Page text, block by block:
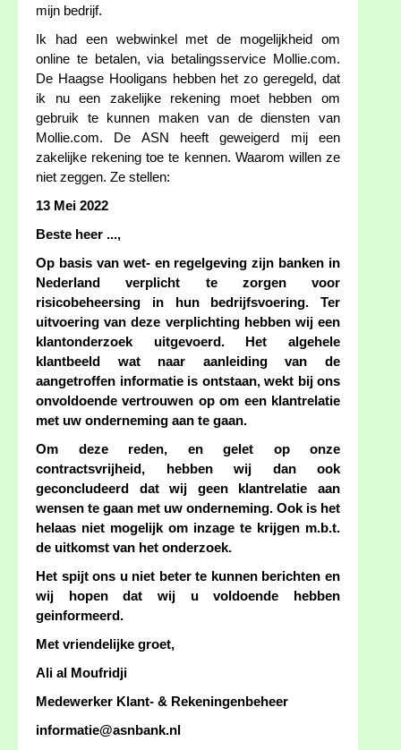
mijn bedrijf.
Ik had een webwinkel met de mogelijkheid om
online te betalen, via betalingsservice Mollie.com.
De Haagse Hooligans hebben het zo geregeld, dat
ik nu een zakelijke rekening moet hebben om
gebruik te kunnen maken van de diensten van
Mollie.com. De ASN heeft geweigerd mij een
zakelijke rekening toe te kennen. Waarom willen ze
niet zeggen. Ze stellen:
13 Mei 2022
Beste heer ...,
Op basis van wet- en regelgeving zijn banken in
Nederland verplicht te zorgen voor
risicobeheersing in hun bedrijfsvoering. Ter
uitvoering van deze verplichting hebben wij een
klantonderzoek uitgevoerd. Het algehele
klantbeeld wat naar aanleiding van de
aangetroffen informatie is ontstaan, wekt bij ons
onvoldoende vertrouwen op om een klantrelatie
met uw onderneming aan te gaan.
Om deze reden, en gelet op onze
contractsvrijheid, hebben wij dan ook
geconcludeerd dat wij geen klantrelatie aan
wensen te gaan met uw onderneming. Ook is het
helaas niet mogelijk om inzage te krijgen m.b.t.
de uitkomst van het onderzoek.
Het spijt ons u niet beter te kunnen berichten en
wij hopen dat wij u voldoende hebben
geinformeerd.
Met vriendelijke groet,
Ali al Moufridji
Medewerker Klant- & Rekeningenbeheer
informatie@asnbank.nl